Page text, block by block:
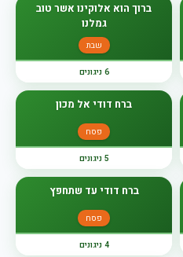
ברוך הוא אלוקינו אשר טוב
גמלנו
שבת
6 ניגונים
ברח דודי אל מכון
פסח
5 ניגונים
ברח דודי עד שתחפץ
פסח
4 ניגונים